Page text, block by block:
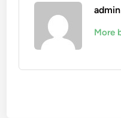
admin
More